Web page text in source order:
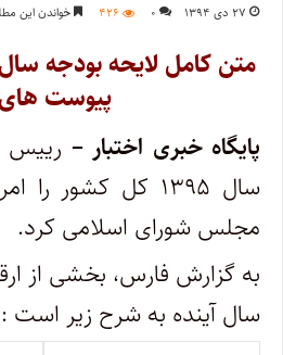
۲۷ دی ۱۳۹۴ ۰ ۴۲۶ خواندن این مطلب 1 دقیقه
پیوست
پایگاه خبری اختبار – رییس
مجلس شورای اسلامی کرد.
به گزارش فارس، بخشی از
سال آینده به شرح زیر است :